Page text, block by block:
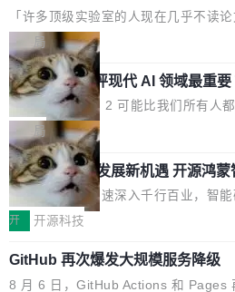
的严苛使用需求。 澎湃功率，紧凑机
600PG5 AI TOP具备强悍输出功率，同
机身尺寸大幅精简。整机长度仅16厘米
功率段机身尺寸十分紧凑的1600W电源
巧机身有效提升市面主流标准A...
元。数字广告与公共关系相关服务市场
25年的8463亿美元扩张至2026年的
元。数字的背后是一个清晰的事实——
业化营销服务的需求从未如此迫切。 但
的同时,服务商的竞争逻辑正在改变。
Agency年度合辑的观察指出,“产品”这
者最近的载体,在整个品牌营销层面的权
高了。全域营销服务商的竞争正在从规
度,案例厚度、全域覆盖、多线协同...
了
「许多顶级实验室的人现在几乎不读论
且他们认为 ICLR/ICML/NeurIPS 充斥
度宣传和欺诈。」 OpenAI 研究员
n 这条推文引发了广泛讨论。他不是在
话，他是说出了一个圈内人尽皆知但很
破的事实。 Jordan 随后补充了一句软
「我不认为这些会议上大部分论文都在
或造假。问题是，作为读者，如果你筛
看起来最令人兴奋的论文，那它们大部
度宣传的。」 这才是真正的痛点。不是
都有问题，是最吸引眼球的那批论文最
他引用的帖子来自 Mathew Shen，一
026 的读者：「看了篇 ...
局
xAI 前工程师评现代 AI 领域最重要
3 开源项目
Flash Attention 2 可能比我们所有人
这句话不是来自某个技术博客，而是出
Pham 的一条推文。Hieu Pham 是谁
的早期工程师之一，在 Grok 训练基础
工作过。近日他在 X 上发了一条帖子，
认为现代 AI 领域最重要的三个开源项
理由很具体。FA 系列不需要解释，但
认为最重要的一个——复杂度恰到好处
局
共商智能硬件发展新机遇 开源鸿蒙
硬件开发者日杭州站即将举行
随着万物智联加速深入千行百业，智
单点设备迈向智能化、网联化、协同化
鸿蒙通过统一技术底座和分布式能力，
型智能设备的开发、连接与互联提供关
开 开源科技
GitHub 再次爆发大规模服务降级
8 月 6 日，GitHub Actions 和 Pages